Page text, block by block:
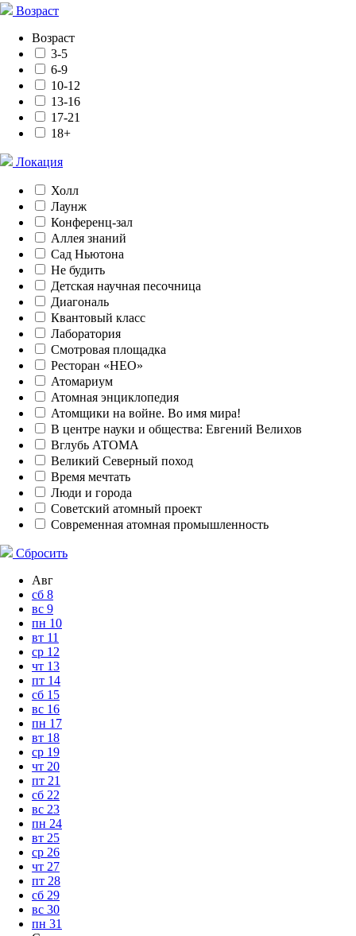
Возраст
Возраст
3-5
6-9
10-12
13-16
17-21
18+
Локация
Холл
Лаунж
Конференц-зал
Аллея знаний
Сад Ньютона
Не будить
Детская научная песочница
Диагональ
Квантовый класс
Лаборатория
Смотровая площадка
Ресторан «НЕО»
Атомариум
Атомная энциклопедия
Атомщики на войне. Во имя мира!
В центре науки и общества: Евгений Велихов
Вглубь АТОМА
Великий Северный поход
Время мечтать
Люди и города
Советский атомный проект
Современная атомная промышленность
Сбросить
Авг
сб 8
вс 9
пн 10
вт 11
ср 12
чт 13
пт 14
сб 15
вс 16
пн 17
вт 18
ср 19
чт 20
пт 21
сб 22
вс 23
пн 24
вт 25
ср 26
чт 27
пт 28
сб 29
вс 30
пн 31